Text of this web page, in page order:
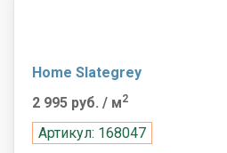
Home Slategrey
2 995 руб. / м2
Артикул: 168047